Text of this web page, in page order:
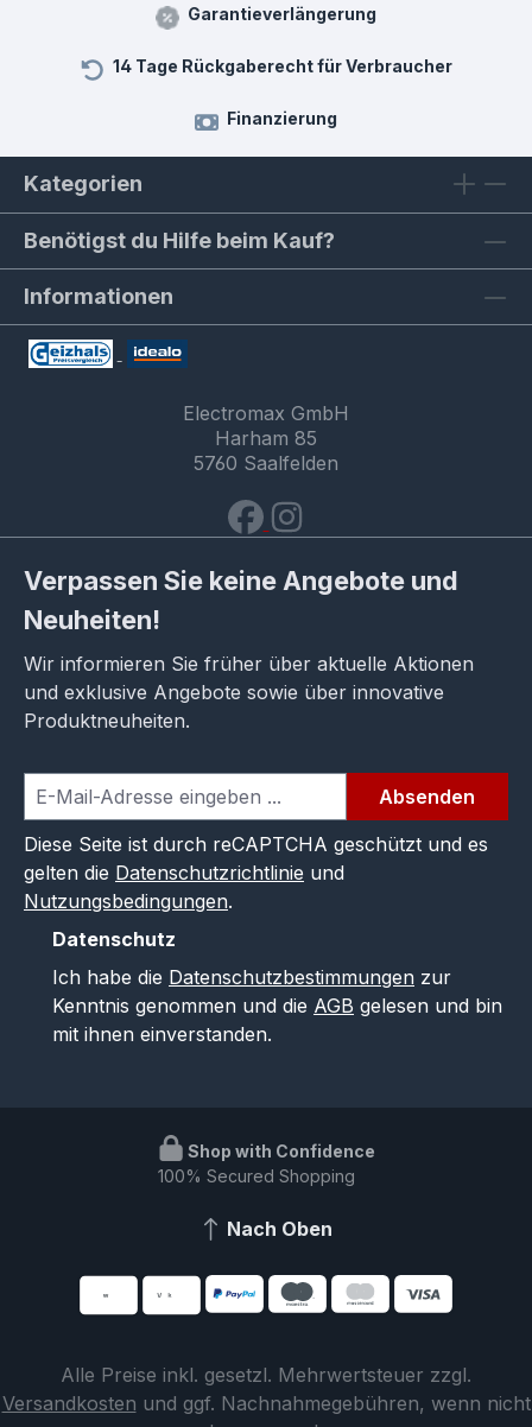
Garantieverlängerung
14 Tage Rückgaberecht für Verbraucher
Finanzierung
Kategorien
Benötigst du Hilfe beim Kauf?
Informationen
Electromax GmbH
Harham 85
5760 Saalfelden
Verpassen Sie keine Angebote und
Neuheiten!
Wir informieren Sie früher über aktuelle Aktionen
und exklusive Angebote sowie über innovative
Produktneuheiten.
Absenden
Diese Seite ist durch reCAPTCHA geschützt und es
gelten die Datenschutzrichtlinie und
Nutzungsbedingungen.
Datenschutz
Ich habe die Datenschutzbestimmungen zur
Kenntnis genommen und die AGB gelesen und bin
mit ihnen einverstanden.
Shop with Confidence
100% Secured Shopping
Nach Oben
Alle Preise inkl. gesetzl. Mehrwertsteuer zzgl.
Versandkosten und ggf. Nachnahmegebühren, wenn nicht